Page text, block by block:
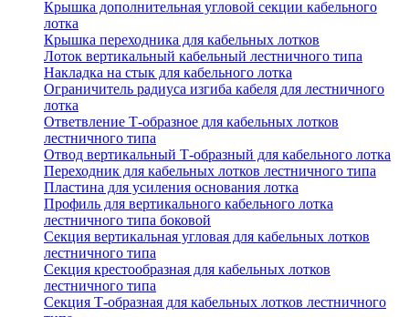
Крышка дополнительная угловой секции кабельного
лотка
Крышка переходника для кабельных лотков
Лоток вертикальный кабельный лестничного типа
Накладка на стык для кабельного лотка
Ограничитель радиуса изгиба кабеля для лестничного
лотка
Ответвление Т-образное для кабельных лотков
лестничного типа
Отвод вертикальный Т-образный для кабельного лотка
Переходник для кабельных лотков лестничного типа
Пластина для усиления основания лотка
Профиль для вертикального кабельного лотка
лестничного типа боковой
Секция вертикальная угловая для кабельных лотков
лестничного типа
Секция крестообразная для кабельных лотков
лестничного типа
Секция Т-образная для кабельных лотков лестничного